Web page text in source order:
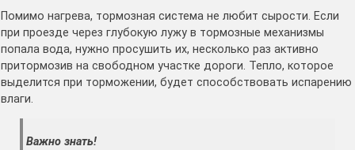
Помимо нагрева, тормозная система не любит сырости. Если
при проезде через глубокую лужу в тормозные механизмы
попала вода, нужно просушить их, несколько раз активно
притормозив на свободном участке дороги. Тепло, которое
выделится при торможении, будет способствовать испарению
влаги.
Важно знать!